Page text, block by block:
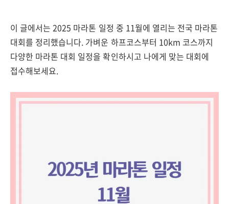
이 글에서는 2025 마라톤 일정 중 11월에 열리는 전국 마라톤
대회를 정리했습니다. 가벼운 하프코스부터 10km 코스까지
다양한 마라톤 대회 일정을 확인하시고 나에게 맞는 대회에
접수해보세요.